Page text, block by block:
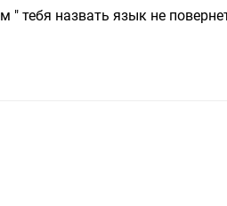
" тебя назвать язык не